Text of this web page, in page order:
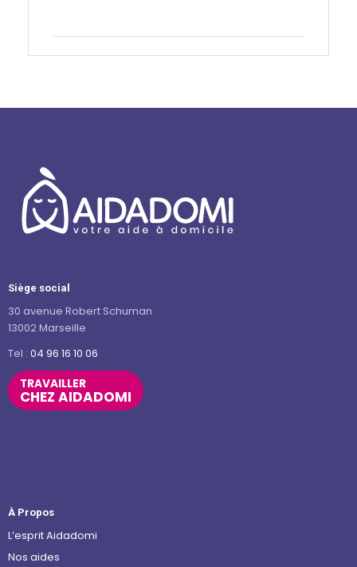
Siège social
30 avenue Robert Schuman
13002 Marseille
Tel : 04 96 16 10 06
TRAVAILLER
CHEZ AIDADOMI
À Propos
L’esprit Aidadomi
Nos aides